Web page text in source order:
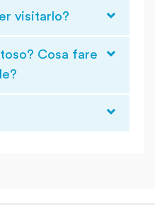
visitarlo?
Cosa fare